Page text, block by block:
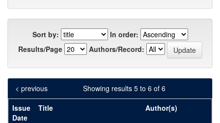
Sort by:
In order:
Results/Page
Authors/Record:
Showing results 5 to 6 of 6
< previous
Issue
Date
Title Author(s)